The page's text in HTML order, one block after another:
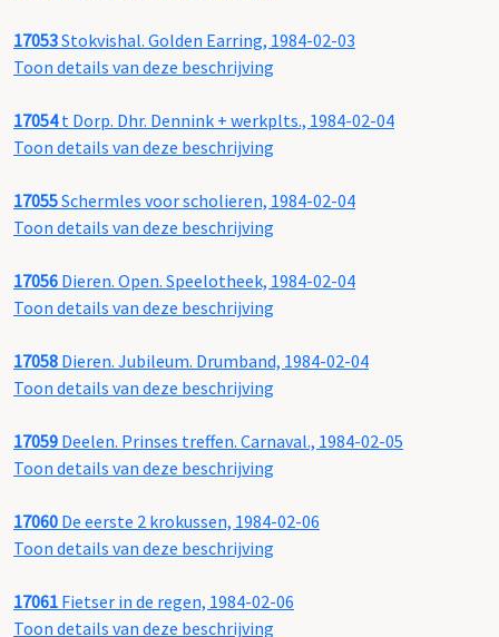
17053Stokvishal. Golden Earring, 1984-02-03
Toon details van deze beschrijving
17054t Dorp. Dhr. Dennink + werkplts., 1984-02-04
Toon details van deze beschrijving
17055Schermles voor scholieren, 1984-02-04
Toon details van deze beschrijving
17056 Dieren. Open. Speelotheek, 1984-02-04
Toon details van deze beschrijving
17058 Dieren. Jubileum. Drumband, 1984-02-04
Toon details van deze beschrijving
17059 Deelen. Prinses treffen. Carnaval., 1984-02-05
Toon details van deze beschrijving
17060 De eerste 2 krokussen, 1984-02-06
Toon details van deze beschrijving
17061 Fietser in de regen, 1984-02-06
Toon details van deze beschrijving